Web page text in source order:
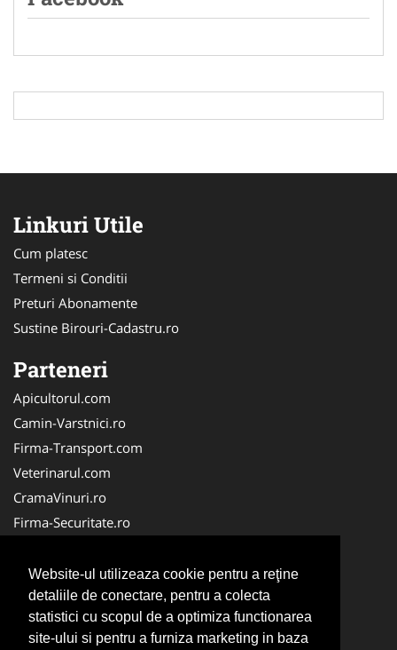
Website-ul utilizeaza cookie pentru a reţine
detaliile de conectare, pentru a colecta
statistici cu scopul de a optimiza functionarea
site-ului si pentru a furniza marketing in baza
Linkuri Utile
Cum platesc
Termeni si Conditii
Preturi Abonamente
Sustine Birouri-Cadastru.ro
Parteneri
Apicultorul.com
Camin-Varstnici.ro
Firma-Transport.com
Veterinarul.com
CramaVinuri.ro
Firma-Securitate.ro
Service-Reparatii.com
Cardiologul.ro
CentraleBoilere.ro
CentruInchirieri.ro